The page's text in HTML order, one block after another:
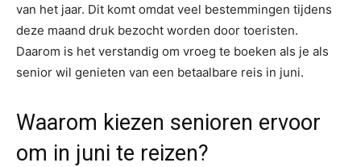
van het jaar. Dit komt omdat veel bestemmingen tijdens
deze maand druk bezocht worden door toeristen.
Daarom is het verstandig om vroeg te boeken als je als
senior wil genieten van een betaalbare reis in juni.
Waarom kiezen senioren ervoor
om in juni te reizen?